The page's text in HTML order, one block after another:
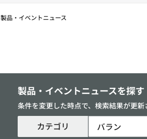
製品・イベントニュース
製品・イベントニュースを探す
条件を変更した時点で、検索結果が更新
カテゴリ バラン